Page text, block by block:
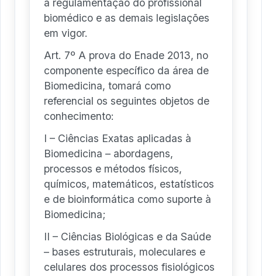
a regulamentação do profissional
biomédico e as demais legislações
em vigor.
Art. 7º A prova do Enade 2013, no
componente específico da área de
Biomedicina, tomará como
referencial os seguintes objetos de
conhecimento:
I – Ciências Exatas aplicadas à
Biomedicina – abordagens,
processos e métodos físicos,
químicos, matemáticos, estatísticos
e de bioinformática como suporte à
Biomedicina;
II – Ciências Biológicas e da Saúde
– bases estruturais, moleculares e
celulares dos processos fisiológicos